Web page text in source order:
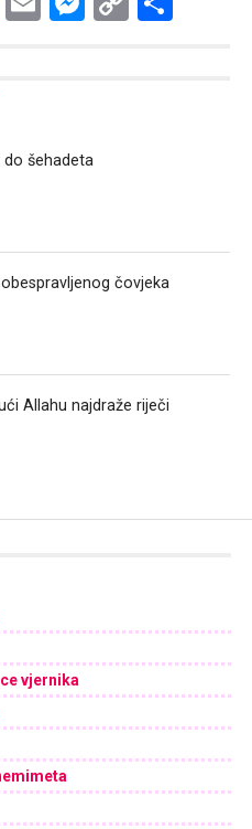
do šehadeta
čovjeka
Allahu najdraže riječi
vjernika